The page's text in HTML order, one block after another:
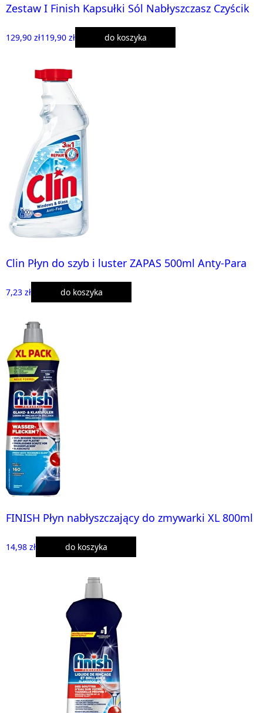
Zestaw I Finish Kapsułki Sól Nabłyszczasz Czyścik
129,90 zł119,90 zł do koszyka
Clin Płyn do szyb i luster ZAPAS 500ml Anty-Para
7,23 zł do koszyka
FINISH Płyn nabłyszczający do zmywarki XL 800ml
14,98 zł do koszyka